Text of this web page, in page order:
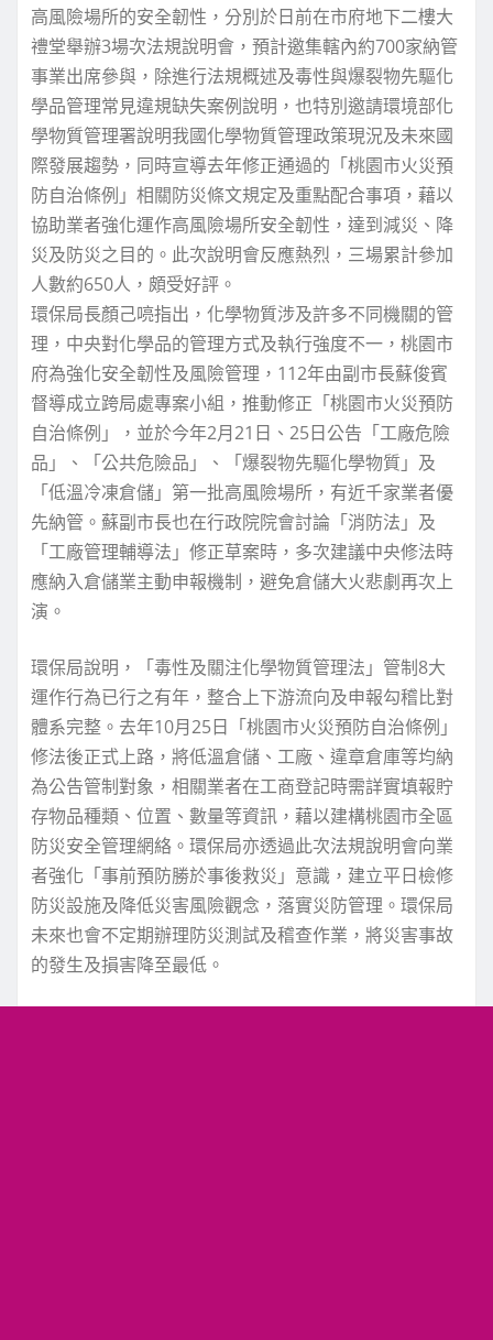
高風險場所的安全韌性，分別於日前在市府地下二樓大
禮堂舉辦3場次法規說明會，預計邀集轄內約700家納管
事業出席參與，除進行法規概述及毒性與爆裂物先驅化
學品管理常見違規缺失案例說明，也特別邀請環境部化
學物質管理署說明我國化學物質管理政策現況及未來國
際發展趨勢，同時宣導去年修正通過的「桃園市火災預
防自治條例」相關防災條文規定及重點配合事項，藉以
協助業者強化運作高風險場所安全韌性，達到減災、降
災及防災之目的。此次說明會反應熱烈，三場累計參加
人數約650人，頗受好評。
環保局長顏己喨指出，化學物質涉及許多不同機關的管
理，中央對化學品的管理方式及執行強度不一，桃園市
府為強化安全韌性及風險管理，112年由副市長蘇俊賓
督導成立跨局處專案小組，推動修正「桃園市火災預防
自治條例」，並於今年2月21日、25日公告「工廠危險
品」、「公共危險品」、「爆裂物先驅化學物質」及
「低溫冷凍倉儲」第一批高風險場所，有近千家業者優
先納管。蘇副市長也在行政院院會討論「消防法」及
「工廠管理輔導法」修正草案時，多次建議中央修法時
應納入倉儲業主動申報機制，避免倉儲大火悲劇再次上
演。
環保局說明，「毒性及關注化學物質管理法」管制8大
運作行為已行之有年，整合上下游流向及申報勾稽比對
體系完整。去年10月25日「桃園市火災預防自治條例」
修法後正式上路，將低溫倉儲、工廠、違章倉庫等均納
為公告管制對象，相關業者在工商登記時需詳實填報貯
存物品種類、位置、數量等資訊，藉以建構桃園市全區
防災安全管理網絡。環保局亦透過此次法規說明會向業
者強化「事前預防勝於事後救災」意識，建立平日檢修
防災設施及降低災害風險觀念，落實災防管理。環保局
未來也會不定期辦理防災測試及稽查作業，將災害事故
的發生及損害降至最低。